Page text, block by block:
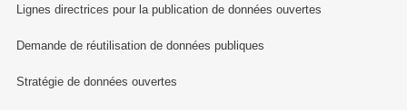
Lignes directrices pour la publication de données ouvertes
Demande de réutilisation de données publiques
Stratégie de données ouvertes